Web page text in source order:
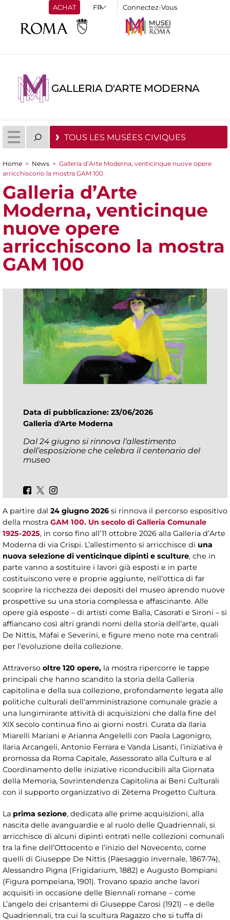
ACHAT Connectez-Vous
GALLERIA D'ARTE MODERNA
TOUS LES MUSÉES CIVIQUES
You are here
Home > News > Galleria d’Arte Moderna, venticinque nuove opere
arricchiscono la mostra GAM 100
Galleria d’Arte
Moderna, venticinque
nuove opere
arricchiscono la mostra
GAM 100
Data di pubblicazione: 23/06/2026
Galleria d'Arte Moderna
Dal 24 giugno si rinnova l’allestimento
dell’esposizione che celebra il centenario del
museo
A partire dal 24 giugno 2026 si rinnova il percorso espositivo
della mostra GAM 100. Un secolo di Galleria Comunale
1925-2025, in corso fino all’11 ottobre 2026 alla Galleria d’Arte
Moderna di via Crispi. L’allestimento si arricchisce di una
nuova selezione di venticinque dipinti e sculture, che in
parte vanno a sostituire i lavori già esposti e in parte
costituiscono vere e proprie aggiunte, nell’ottica di far
scoprire la ricchezza dei depositi del museo aprendo nuove
prospettive su una storia complessa e affascinante. Alle
opere già esposte – di artisti come Balla, Casorati e Sironi – si
affiancano così altri grandi nomi della storia dell’arte, quali
De Nittis, Mafai e Severini, e figure meno note ma centrali
per l’evoluzione della collezione.
Attraverso oltre 120 opere, la mostra ripercorre le tappe
principali che hanno scandito la storia della Galleria
capitolina e della sua collezione, profondamente legata alle
politiche culturali dell’amministrazione comunale grazie a
una lungimirante attività di acquisizioni che dalla fine del
XIX secolo continua fino ai giorni nostri. Curata da Ilaria
Miarelli Mariani e Arianna Angelelli con Paola Lagonigro,
Ilaria Arcangeli, Antonio Ferrara e Vanda Lisanti, l’iniziativa è
promossa da Roma Capitale, Assessorato alla Cultura e al
Coordinamento delle iniziative riconducibili alla Giornata
della Memoria, Sovrintendenza Capitolina ai Beni Culturali
con il supporto organizzativo di Zètema Progetto Cultura.
La prima sezione, dedicata alle prime acquisizioni, alla
nascita delle avanguardie e al ruolo delle Quadriennali, si
arricchisce di alcuni dipinti entrati nelle collezioni comunali
tra la fine dell’Ottocento e l’inizio del Novecento, come
quelli di Giuseppe De Nittis (Paesaggio invernale, 1867-74),
Alessandro Pigna (Frigidarium, 1882) e Augusto Bompiani
(Figura pompeiana, 1901). Trovano spazio anche lavori
acquisiti in occasione delle Biennali romane – come
L’angelo dei crisantemi di Giuseppe Carosi (1921) – e delle
Quadriennali, tra cui la scultura Ragazzo che si tuffa di